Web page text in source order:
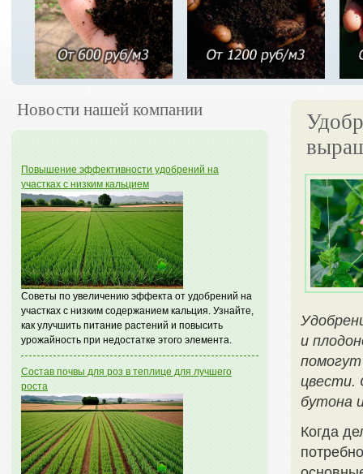
Новости нашей компании
Повышение эффективности удобрений на
участках с низким кальцием
Советы по увеличению эффекта от удобрений на
участках с низким содержанием кальция. Узнайте,
как улучшить питание растений и повысить
урожайность при недостатке этого элемента.
Состав почвы для роз в теплице для лучшего
роста
и
цвести.
бутона
Когда